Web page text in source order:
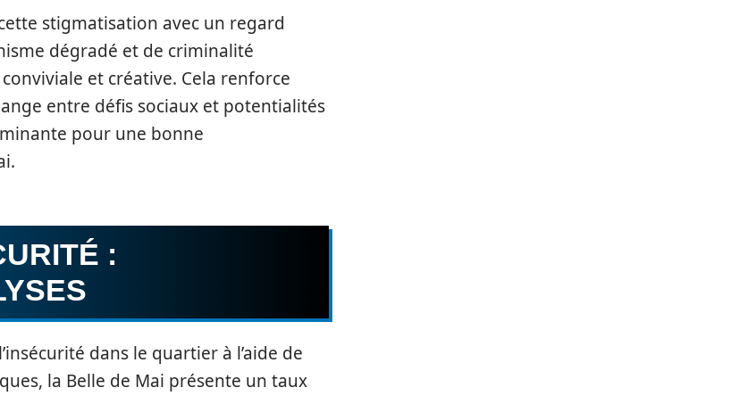
stigmatisation avec un regard
dégradé et de criminalité
et créative. Cela renforce
entre défis sociaux et potentialités
pour une bonne
:
dans le quartier à l’aide de
la Belle de Mai présente un taux